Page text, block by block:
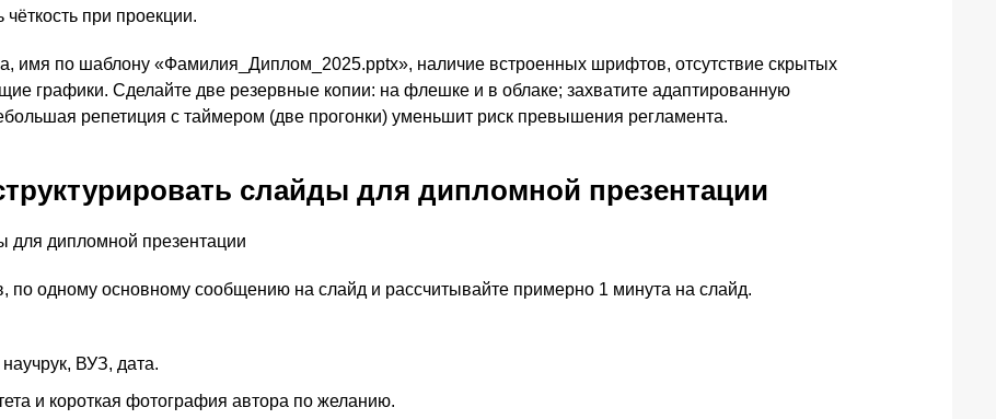
при проекции.
имя по шаблону «Фамилия_Диплом_2025.pptx», наличие встроенных шрифтов, отсутствие скрытых
графики. Сделайте две резервные копии: на флешке и в облаке; захватите адаптированную
репетиция с таймером (две прогонки) уменьшит риск превышения регламента.
слайды для дипломной презентации
по одному основному сообщению на слайд и рассчитывайте примерно 1 минута на слайд.
ВУЗ, дата.
и короткая фотография автора по желанию.